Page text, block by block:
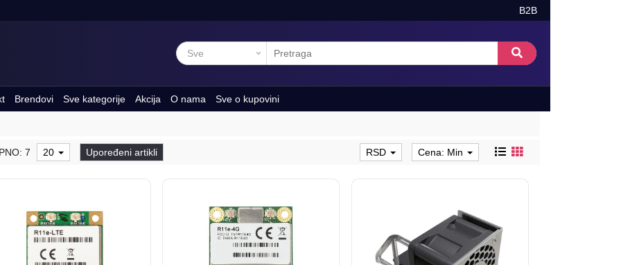
B2B
Brendovi Sve kategorije Akcija O nama Sve o kupovini
7 20 Upoređeni artikli RSD Cena: Min